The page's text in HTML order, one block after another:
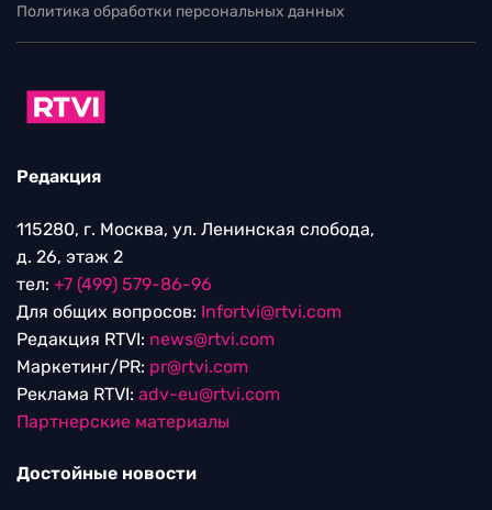
Политика обработки персональных данных
Редакция
115280, г. Москва, ул. Ленинская слобода,
д. 26, этаж 2
тел: +7 (499) 579-86-96
Для общих вопросов: Infortvi@rtvi.com
Редакция RTVI: news@rtvi.com
Маркетинг/PR: pr@rtvi.com
Реклама RTVI: adv-eu@rtvi.com
Партнерские материалы
Достойные новости